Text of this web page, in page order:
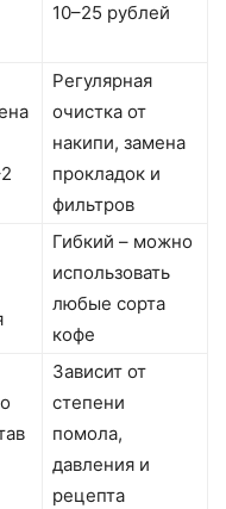
10–25 рублей
Регулярная
очистка от
накипи, замена
прокладок и
фильтров
Гибкий – можно
использовать
любые сорта
кофе
Зависит от
степени
помола,
давления и
рецепта